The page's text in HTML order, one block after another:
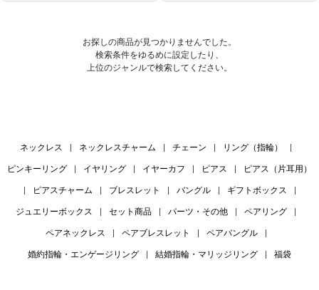
お探しの商品が見つかりませんでした。
検索条件をゆるめに設定したり、
上位のジャンルで検索してください。
ネックレス ネックレスチャーム チェーン リング（指輪）
ピンキーリング イヤリング イヤーカフ ピアス ピアス（片耳用）
ピアスチャーム ブレスレット バングル ギフトボックス
ジュエリーボックス セット商品 パーツ・その他 ペアリング
ペアネックレス ペアブレスレット ペアバングル
婚約指輪・エンゲージリング 結婚指輪・マリッジリング 福袋